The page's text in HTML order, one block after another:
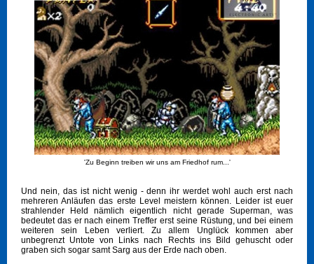
'Zu Beginn treiben wir uns am Friedhof rum...'
Und nein, das ist nicht wenig - denn ihr werdet wohl auch erst nach
mehreren Anläufen das erste Level meistern können. Leider ist euer
strahlender Held nämlich eigentlich nicht gerade Superman, was
bedeutet das er nach einem Treffer erst seine Rüstung, und bei einem
weiteren sein Leben verliert. Zu allem Unglück kommen aber
unbegrenzt Untote von Links nach Rechts ins Bild gehuscht oder
graben sich sogar samt Sarg aus der Erde nach oben.